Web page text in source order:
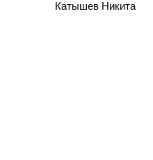
Катышев Никита